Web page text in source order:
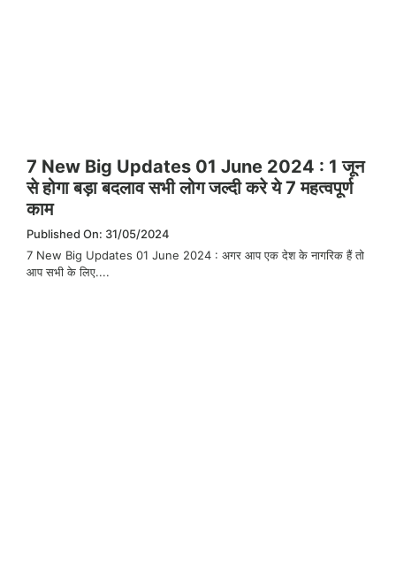
7 New Big Updates 01 June 2024 : 1 जून
से होगा बड़ा बदलाव सभी लोग जल्दी करे ये 7 महत्वपूर्ण
काम
Published On: 31/05/2024
7 New Big Updates 01 June 2024 : अगर आप एक देश के नागरिक हैं तो
आप सभी के लिए....